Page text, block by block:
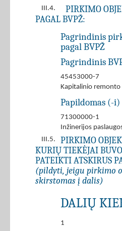
III.4.
PIRKIMO
PAGAL BVPŽ:
Pagrindinis
pagal BVPŽ
Pagrindinis
45453000-7
Kapitalinio
Papildomas (-i)
71300000-1
Inžinerijos
III.5.
PIRKIMO
KURIŲ TIEKĖJAI
PATEIKTI ATSKIRUS
(pildyti, jeigu pirkimo
skirstomas į dalis)
DALIŲ
1